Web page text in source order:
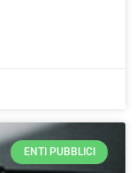
ENTI PUBBLICI